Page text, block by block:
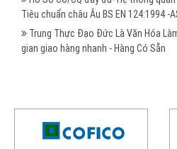
Tiêu chuẩn châu Âu BS EN 124:1994 -
Trung Thực Đạo Đức Là Văn Hóa
gian giao hàng nhanh - Hàng Có Sẵn